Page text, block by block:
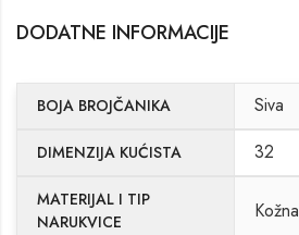
DODATNE INFORMACIJE
BOJA BROJČANIKA Siva
DIMENZIJA KUĆISTA 32
MATERIJAL I TIP
NARUKVICE
Kožna